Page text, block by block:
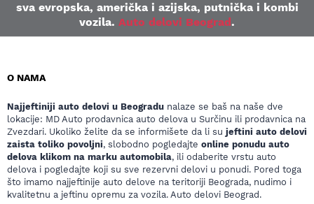
sva evropska, američka i azijska, putnička i kombi
vozila. Auto delovi Beograd.
O NAMA
Najjeftiniji auto delovi u Beogradu nalaze se baš na naše dve
lokacije: MD Auto prodavnica auto delova u Surčinu ili prodavnica na
Zvezdari. Ukoliko želite da se informišete da li su jeftini auto delovi
zaista toliko povoljni, slobodno pogledajte online ponudu auto
delova klikom na marku automobila, ili odaberite vrstu auto
delova i pogledajte koji su sve rezervni delovi u ponudi. Pored toga
što imamo najjeftinije auto delove na teritoriji Beograda, nudimo i
kvalitetnu a jeftinu opremu za vozila. Auto delovi Beograd.